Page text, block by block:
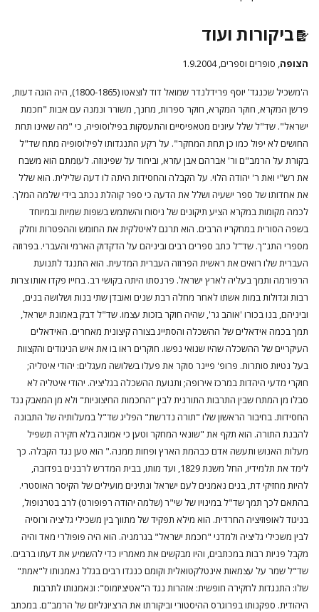
ביקורות ועוד
הצופה, סופרים וספרים, 1.9.2004
ה'משכיל שכנגד' יוסף פרידלנדר שמואל דוד לוצאטו (1800-1865), היה הוגה דעות,
פרשן המקרא, חוקר המקרא, חוקר ספרות, מחנך, משורר ונמנה עם אבות "חכמת
ישראל". שד"ל שלל עיונים מטאפיסיים והתעסקות בפילוסופיה, כי "מה שאינו תחת
החושים לא יפול כמו כן תחת המחקר". על רקע התנגדותו לפילוסופיה מתח שד"ל
בקורת על הרמב"ם ור' אברהם אבן עזרא, וביחוד על שפינוזה. לעומתם הוא משבח
את רש"י ואת ר' יהודה הלוי. על הקבלה והחסידות היתה לו דעה שלילית. הוא שלל
את אחדותו של ספר ישעיה ושלל את הדעה כי ספר קוהלת נכתב בידי שלמה המלך.
לכמה מקומות במקרא הציע תיקונים של ניסוח והשתמש בשפות שמיות ובמיוחד
בשפה הסורית במחקריו הרבים. הוא תרגם לאיטלקית את החומש וההפטרות וחלק
מספרי התנ"ך. שד"ל כתב ספרים רבים וביניהם על הדקדוק הארמי והעברי. בפרוזה
העברית שלו רואים את ראשית הפרוזה העברית המדעית. הוא התנגד לתנועת
הרפורמה ותמך בעליה לארץ ישראל. פרנסתו היתה בקושי רב. בחייו פקדו אותו צרות
רבות וגדולות במות אשתו לאחר מחלה רבת שנים ואובדן שתי בנות ושלושה בנים,
וביניהם, בנו בכורו 'אוהב גר', שהיה חוקר בזכות עצמו. שד"ל דבק באמונת ישראל,
תמך בכמה אידאלים של ההשכלה והסתייג בצורה קיצונית מאחרים. האידאלים
העיקריים של ההשכלה שהיו שנואי נפשו. חוקרים ראו בו את איש הניגודים והקצוות
בעל נטיות סותרות. פרופ' פיינר סוקר את פעלו בשלושה מעגלים: יהודי איטליה;
חוקרי מדעי היהדות במרכז אירופה; ותנועת ההשכלה בגליציה. יהודי איטליה לא
סבלו מן המתח שבין התרבות התורנית לבין "החכמות החיצוניות" ולא מן המאבק נגד
החסידות. בחיבור הראשון שלו "תורה נדרשת" הפליג שד"ל במעלותיה של התבונה
להבנת התורה. הוא תקף את "שונאי המחקר וטען כי אמונה בלא חקירה תשפיל
מעלות האנוש ותעשה אדם כבהמת הארץ ופחות ממנה." הוא טען נגד הקבלה. כך
לימד את תלמידיו, החל משנת 1829, ועד מותו, בבית המדרש לרבנים בפדובה,
להיות מחזיקי דת, בנים נאמנים לעם ישראל ונתינים מועילים של הקיסר האוסטרי.
בהתאם לכך תמך שד"ל במינויו של שי"ר (שלמה יהודה רפופורט) לרב בטרנופול,
בניגוד לאופוזיציה החרדית. הוא מילא תפקיד של מתווך בין משכילי גליציה ורוסיה
לבין משכילי גליציה ולמדני "חכמת ישראל" בגרמניה. הוא היה פופולרי מאד והיה
מקבל פניות רבות במכתבים, והיו מבקשים את מאמריו כדי להשמיע את דעתו ברבים.
שד"ל שמר על עצמאות אינטלקטואלית וקומם כנגדו רבים בגלל נאמנותו ל"אמת"
שלו: התנגדות לחקירה חופשית: אזהרות נגד ה"אטיציזמוס": ונאמנותו לתרבות
היהודית. ספקנותו בפרוגרס ההיסטורי וביקורתו את הרציונליזם של הרמב"ם. במכתב